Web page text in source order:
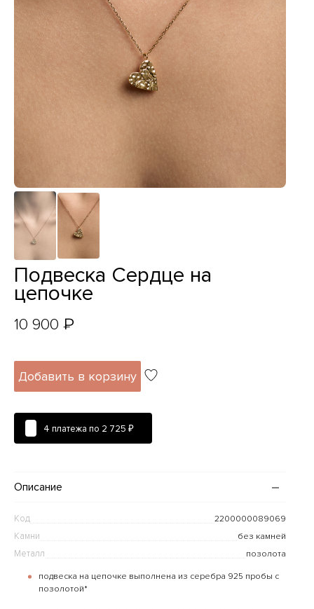
Подвеска Сердце на
цепочке
10 900 ₽
Добавить в корзину
4 платежа по 2 725 ₽
Описание
Код 2200000089069
Камни без камней
Металл позолота
подвеска на цепочке выполнена из серебра 925 пробы с
позолотой*